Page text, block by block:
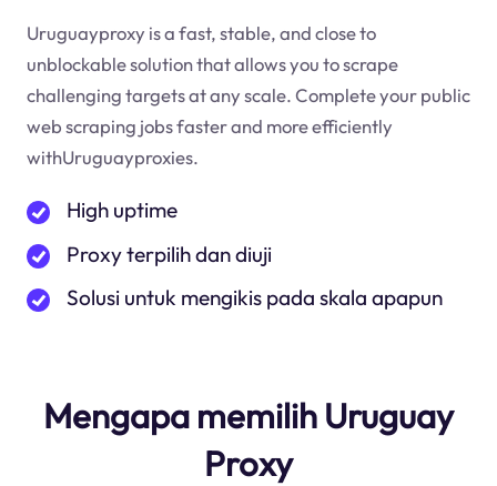
Uruguayproxy is a fast, stable, and close to
unblockable solution that allows you to scrape
challenging targets at any scale. Complete your public
web scraping jobs faster and more efficiently
withUruguayproxies.
High uptime
Proxy terpilih dan diuji
Solusi untuk mengikis pada skala apapun
Mengapa memilih Uruguay
Proxy